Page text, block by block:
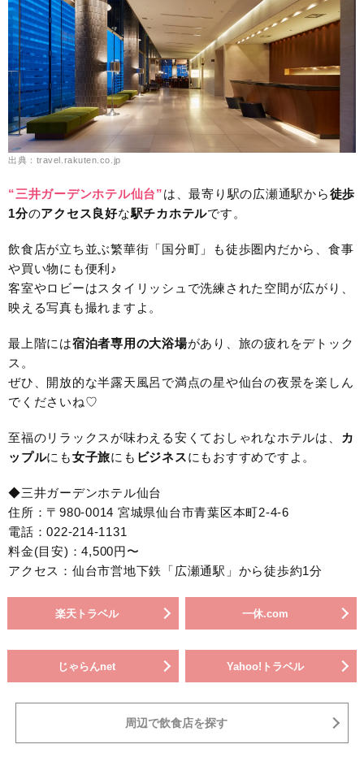
出典：travel.rakuten.co.jp
“三井ガーデンホテル仙台”は、最寄り駅の広瀬通駅から徒歩
1分のアクセス良好な駅チカホテルです。
飲食店が立ち並ぶ繁華街「国分町」も徒歩圏内だから、食事
や買い物にも便利♪
客室やロビーはスタイリッシュで洗練された空間が広がり、
映える写真も撮れますよ。
最上階には宿泊者専用の大浴場があり、旅の疲れをデトック
ス。
ぜひ、開放的な半露天風呂で満点の星や仙台の夜景を楽しん
でくださいね♡
至福のリラックスが味わえる安くておしゃれなホテルは、
カ
ップルにも女子旅にも ビジネスにもおすすめですよ。
◆三井ガーデンホテル仙台
住所：〒980-0014 宮城県仙台市青葉区本町2-4-6
電話：022-214-1131
料金(目安)：4,500円〜
アクセス：仙台市営地下鉄「広瀬通駅」から徒歩約1分
楽天トラベル 一休.com
じゃらんnet Yahoo!トラベル
周辺で飲食店を探す